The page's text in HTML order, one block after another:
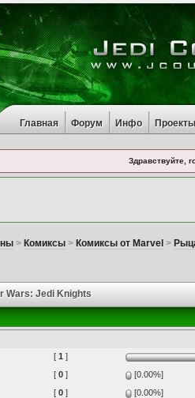
Главная Форум Инфо
Здравствуйте,
> Комиксы > Комиксы от Marvel >
Wars: Jedi Knights
[1 ]
[0 ]
[0.00%]
[0 ]
[0.00%]